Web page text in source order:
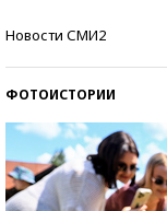
Новости СМИ2
ФОТОИСТОРИИ